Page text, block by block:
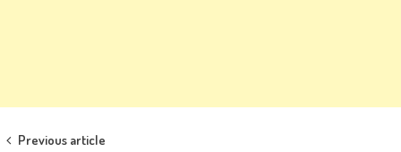
Navegación de entradas
Previous article